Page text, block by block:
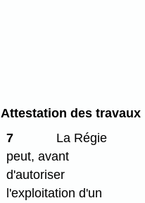
Attestation des travaux
7
La Régie
peut, avant
d'autoriser
l'exploitation d'un